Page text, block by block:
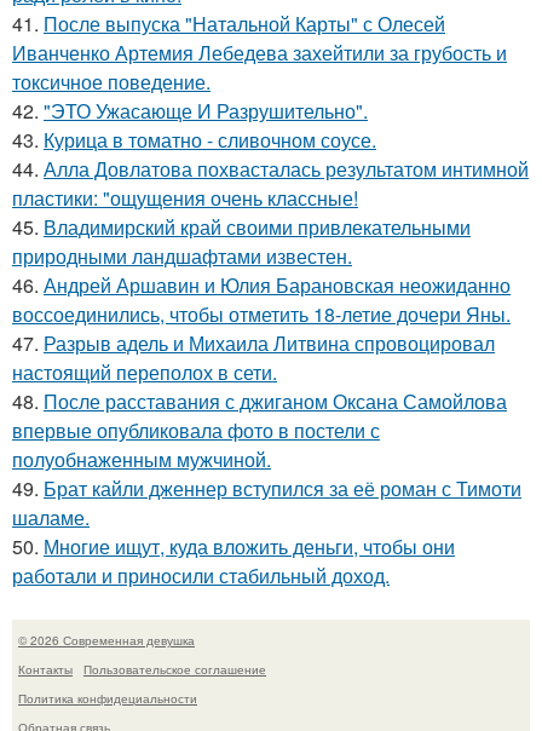
41. После выпуска "Натальной Карты" с Олесей
Иванченко Артемия Лебедева захейтили за грубость и
токсичное поведение.
42. "ЭТО Ужасающе И Разрушительно".
43. Курица в томатно - сливочном соусе.
44. Алла Довлатова похвасталась результатом интимной
пластики: "ощущения очень классные!
45. Владимирский край своими привлекательными
природными ландшафтами известен.
46. Андрей Аршавин и Юлия Барановская неожиданно
воссоединились, чтобы отметить 18-летие дочери Яны.
47. Разрыв адель и Михаила Литвина спровоцировал
настоящий переполох в сети.
48. После расставания с джиганом Оксана Самойлова
впервые опубликовала фото в постели с
полуобнаженным мужчиной.
49. Брат кайли дженнер вступился за её роман с Тимоти
шаламе.
50. Многие ищут, куда вложить деньги, чтобы они
работали и приносили стабильный доход.
© 2026 Современная девушка
Контакты
Пользовательское соглашение
Политика конфидециальности
Обратная связь